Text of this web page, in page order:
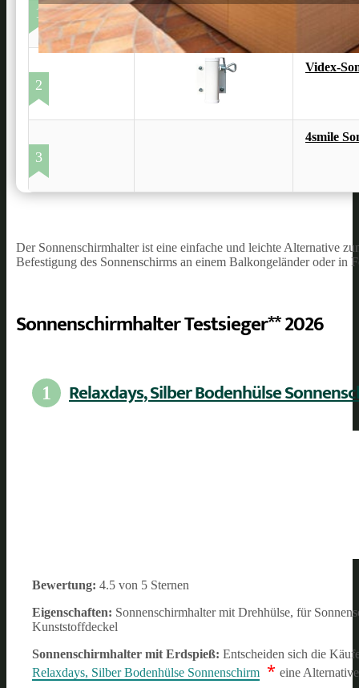
1
2
Videx-
3
4smile
Der Sonnenschirmhalter ist eine einfache und leichte Alternative
Befestigung des Sonnenschirms an einem Balkongeländer oder in
Sonnenschirmhalter Testsieger** 2026
1 Relaxdays, Silber Bodenhülse
Bewertung: 4.5 von 5 Sternen
Eigenschaften: Sonnenschirmhalter mit Drehhülse, für
Kunststoffdeckel
Sonnenschirmhalter mit Erdspieß: Entscheiden sich die
Relaxdays, Silber Bodenhülse Sonnenschirm * eine